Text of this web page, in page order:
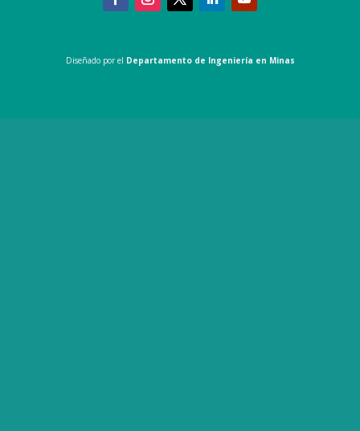
Diseñado por el Departamento de Ingeniería en Minas